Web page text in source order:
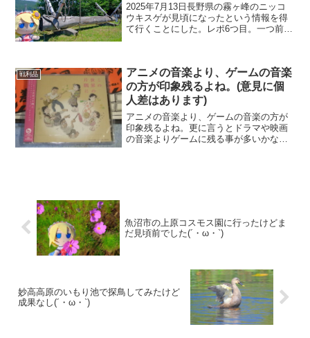
2025年7月13日長野県の霧ヶ峰のニッコ
ウキスゲが見頃になったという情報を得
て行くことにした。レポ6つ目。一つ前の
ですか！こちらの...
戦利品
アニメの音楽より、ゲームの音楽
の方が印象残るよね。(意見に個
人差はあります)
アニメの音楽より、ゲームの音楽の方が
印象残るよね。更に言うとドラマや映画
の音楽よりゲームに残る事が多いかなも
魚沼市の上原コスモス園に行ったけどま
だ見頃前でした(´・ω・`)
妙高高原のいもり池で探鳥してみたけど
成果なし(´・ω・`)